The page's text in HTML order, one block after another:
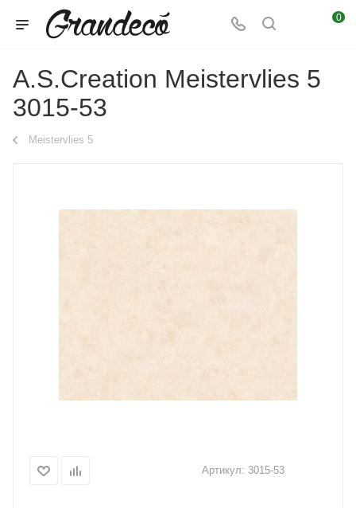
0
A.S.Creation Meistervlies 5
3015-53
Meistervlies 5
Артикул: 3015-53